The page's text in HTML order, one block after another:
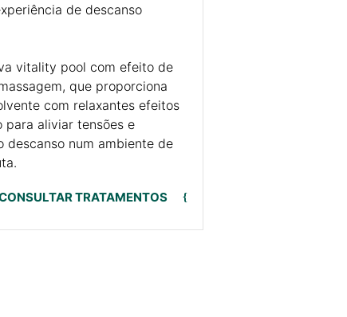
de descanso
vitality pool com efeito de
que proporciona
com relaxantes efeitos
para aliviar tensões e
descanso num ambiente de
TRATAMENTOS